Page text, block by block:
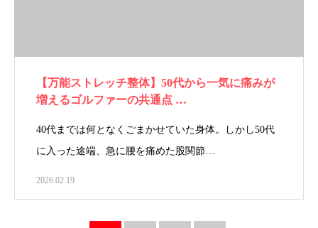
【万能ストレッチ整体】50代から一気に痛みが
増えるゴルファーの共通点 …
40代までは何となくごまかせていた身体。しかし50代
に入った途端、急に腰を痛めた股関節…
2026.02.19